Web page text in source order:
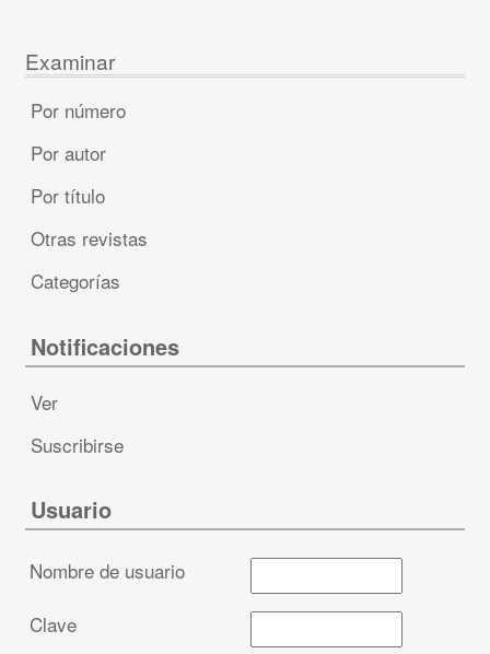
Examinar
Por número
Por autor
Por título
Otras revistas
Categorías
Notificaciones
Ver
Suscribirse
Usuario
Nombre de usuario
Clave